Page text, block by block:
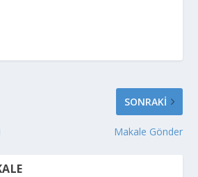
SONRAKI
Makale Gönder